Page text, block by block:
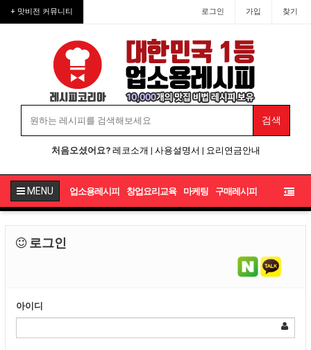
+ 맛비전 커뮤니티 로그인 가입 찾기
처음오셨어요? 레코소개 | 사용설명서 | 요리연금안내
MENU 업소용레시피 창업요리교육 마케팅 구매레시피
로그인
아이디